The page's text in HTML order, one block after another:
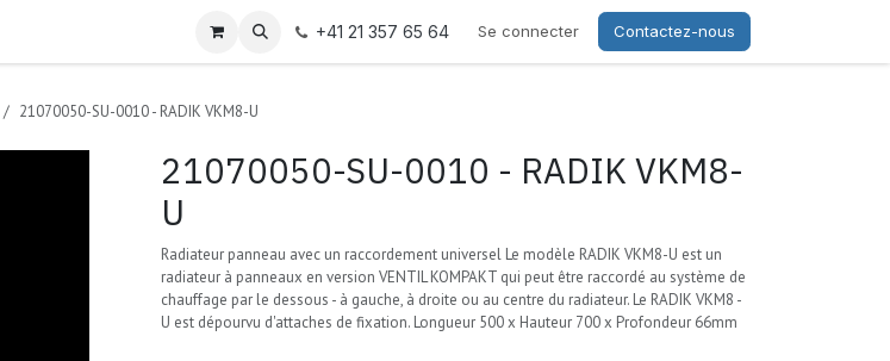
+41 21 357 65 64 Se connecter Contactez-nous
21070050-SU-0010 - RADIK VKM8-U
21070050-SU-0010 - RADIK VKM8-
U
Radiateur panneau avec un raccordement universel Le modèle RADIK VKM8-U est un
radiateur à panneaux en version VENTIL KOMPAKT qui peut être raccordé au système de
chauffage par le dessous - à gauche, à droite ou au centre du radiateur. Le RADIK VKM8 -
U est dépourvu d'attaches de fixation. Longueur 500 x Hauteur 700 x Profondeur 66mm